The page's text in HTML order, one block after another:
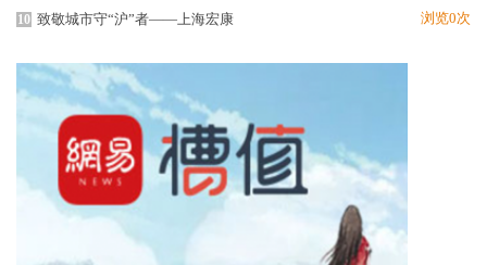
10 致敬城市守“沪”者——上海宏康 浏览0次